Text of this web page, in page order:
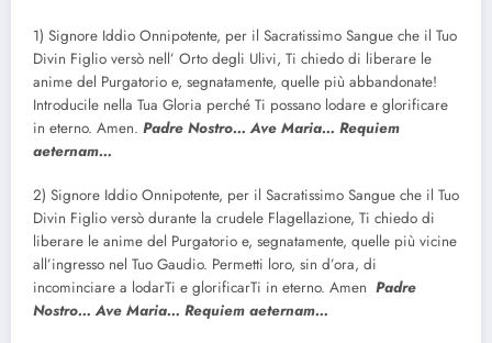
1) Signore Iddio Onnipotente, per il Sacratissimo Sangue che il Tuo
Divin Figlio versò nell’ Orto degli Ulivi, Ti chiedo di liberare le
anime del Purgatorio e, segnatamente, quelle più abbandonate!
Introducile nella Tua Gloria perché Ti possano lodare e glorificare
in eterno. Amen. Padre Nostro… Ave Maria… Requiem
aeternam…
2) Signore Iddio Onnipotente, per il Sacratissimo Sangue che il Tuo
Divin Figlio versò durante la crudele Flagellazione, Ti chiedo di
liberare le anime del Purgatorio e, segnatamente, quelle più vicine
all’ingresso nel Tuo Gaudio. Permetti loro, sin d’ora, di
incominciare a lodarTi e glorificarTi in eterno. Amen Padre
Nostro… Ave Maria… Requiem aeternam…